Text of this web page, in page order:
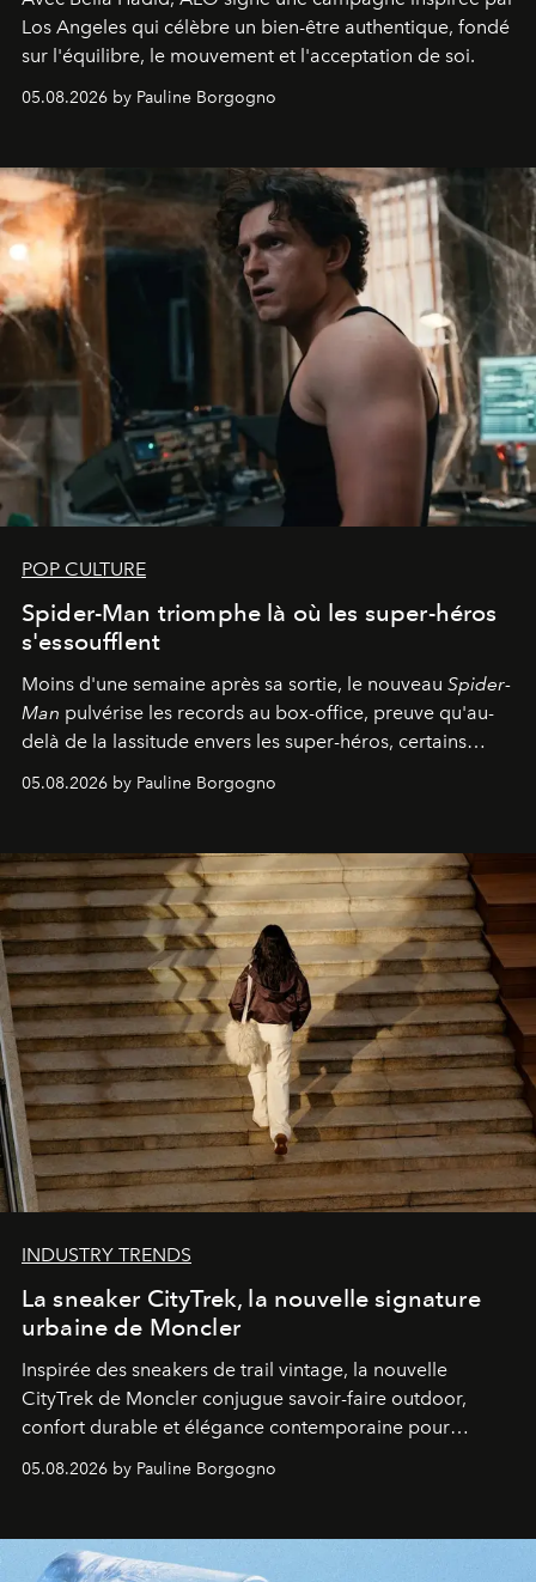
Los Angeles qui célèbre un bien-être authentique, fondé
sur l'équilibre, le mouvement et l'acceptation de soi.
05.08.2026 by Pauline Borgogno
POP CULTURE
Spider-Man triomphe là où les super-héros
s'essoufflent
Moins d'une semaine après sa sortie, le nouveau Spider-
Man pulvérise les records au box-office, preuve qu'au-
delà de la lassitude envers les super-héros, certains
personnages continuent de susciter une ferveur intacte.
05.08.2026 by Pauline Borgogno
INDUSTRY TRENDS
La sneaker CityTrek, la nouvelle signature
urbaine de Moncler
Inspirée des sneakers de trail vintage, la nouvelle
CityTrek de Moncler conjugue savoir-faire outdoor,
confort durable et élégance contemporaine pour
accompagner les explorations du quotidien.
05.08.2026 by Pauline Borgogno